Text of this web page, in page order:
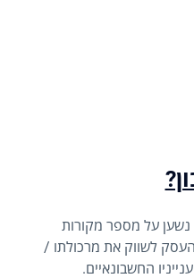
נשען על מספר מקורות
העסק לשווק את מרכולתו /
החשבונאיים.